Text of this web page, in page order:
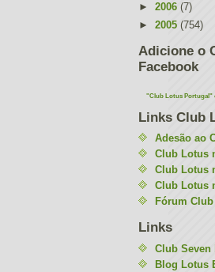
► 2006 (7)
► 2005 (754)
Adicione o
Facebook
"Club Lotus Portugal"
Links Club
Adesão ao
Club Lotus
Club Lotus
Club Lotus
Fórum
Links
Club Seven
Blog Lotus